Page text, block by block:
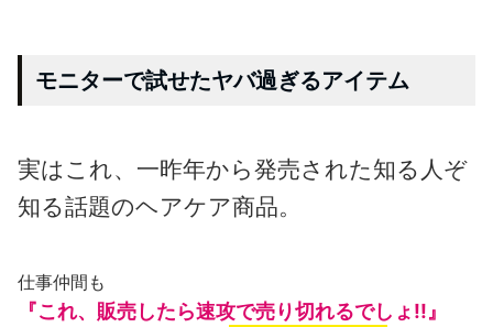
モニターで試せたヤバ過ぎるアイテム
実はこれ、一昨年から発売された知る人ぞ
知る話題のヘアケア商品。
仕事仲間も
『これ、販売したら速攻で売り切れるでしょ!!』